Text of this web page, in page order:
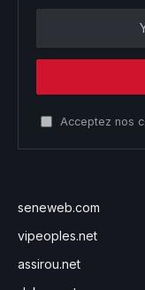
Acceptez nos
seneweb.com
vipeoples.net
assirou.net